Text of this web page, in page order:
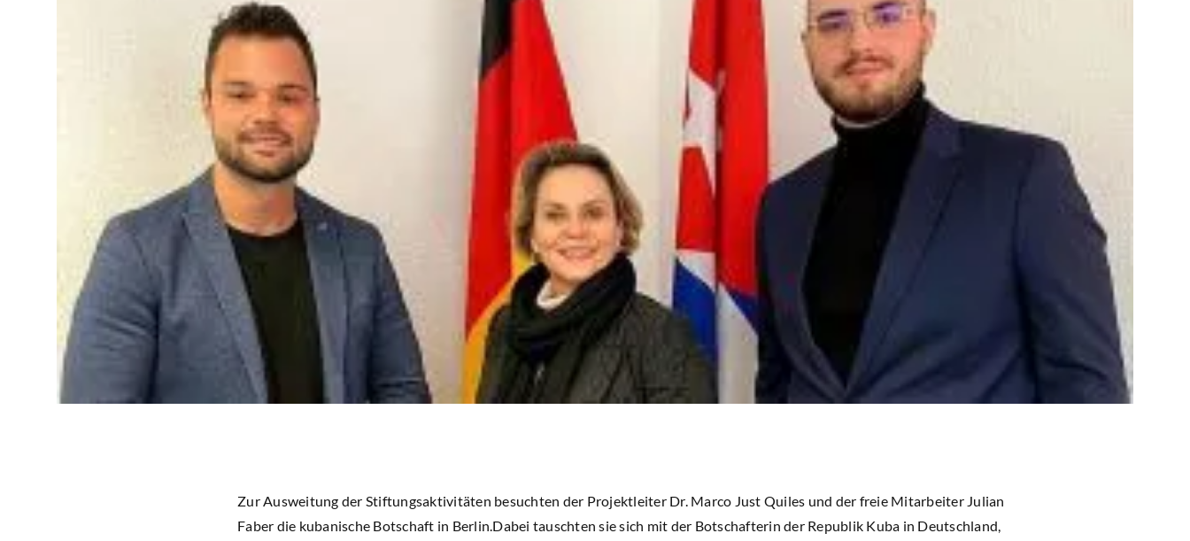
Zur Ausweitung der Stiftungsaktivitäten besuchten der Projektleiter Dr. Marco Just Quiles und der freie Mitarbeiter Julian
Faber die kubanische Botschaft in Berlin.Dabei tauschten sie sich mit der Botschafterin der Republik Kuba in Deutschland,